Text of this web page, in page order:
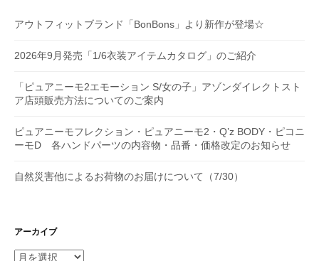
アウトフィットブランド「BonBons」より新作が登場☆
2026年9月発売「1/6衣装アイテムカタログ」のご紹介
「ピュアニーモ2エモーション S/女の子」アゾンダイレクトスト
ア店頭販売方法についてのご案内
ピュアニーモフレクション・ピュアニーモ2・Q’z BODY・ピコニ
ーモD 各ハンドパーツの内容物・品番・価格改定のお知らせ
自然災害他によるお荷物のお届けについて（7/30）
アーカイブ
ア